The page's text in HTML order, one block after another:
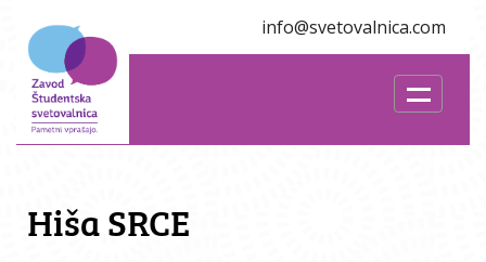
info@svetovalnica.com
Hiša SRCE